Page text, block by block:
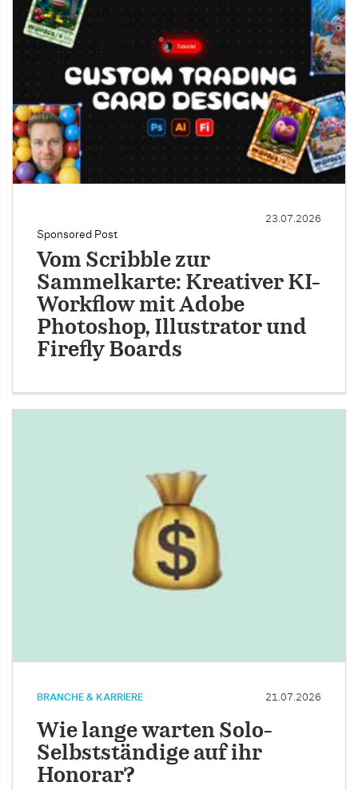
Sponsored Post
23.07.2026
Vom Scribble zur
Sammelkarte: Kreativer KI-
Workflow mit Adobe
Photoshop, Illustrator und
Firefly Boards
BRANCHE & KARRIERE 21.07.2026
Wie lange warten Solo-
Selbstständige auf ihr
Honorar?